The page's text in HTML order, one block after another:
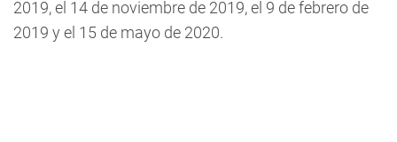
2019, el 14 de noviembre de 2019, el 9 de febrero de
2019 y el 15 de mayo de 2020.